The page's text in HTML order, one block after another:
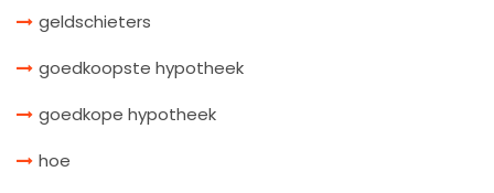
geldschieters
goedkoopste hypotheek
goedkope hypotheek
hoe